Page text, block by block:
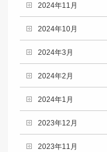
2024年11月
2024年10月
2024年3月
2024年2月
2024年1月
2023年12月
2023年11月